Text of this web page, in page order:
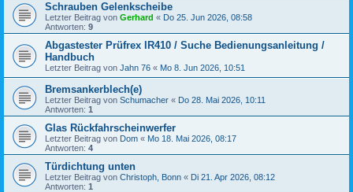
Schrauben Gelenkscheibe
Letzter Beitrag von Gerhard « Do 25. Jun 2026, 08:58
Antworten: 9
Abgastester Prüfrex IR410 / Suche Bedienungsanleitung /
Handbuch
Letzter Beitrag von Jahn 76 « Mo 8. Jun 2026, 10:51
Bremsankerblech(e)
Letzter Beitrag von Schumacher « Do 28. Mai 2026, 10:11
Antworten: 1
Glas Rückfahrscheinwerfer
Letzter Beitrag von Dom « Mo 18. Mai 2026, 08:17
Antworten: 4
Türdichtung unten
Letzter Beitrag von Christoph, Bonn « Di 21. Apr 2026, 08:12
Antworten: 1